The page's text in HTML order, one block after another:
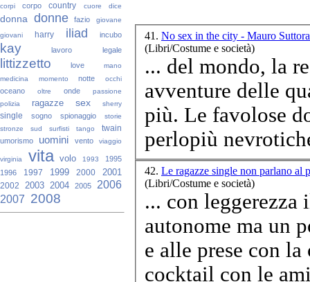
corpi corpo country cuore dice
donna donne fazio
giovane
giovani
harry iliad incubo
kay lavoro legale
littizzetto love
mano
medicina
momento notte occhi
oceano oltre onde
passione
polizia
ragazze sex sherry
single sogno spionaggio
storie
stronze
sud surfisti tango
twain
umorismo
uomini vento viaggio
virginia vita volo 1993
1995
1996
1997 1999 2000 2001
2002 2003 2004 2005
2006
2007 2008
41. No sex in the city - Mauro
(Libri/Costume e società)
... del mondo, la
avventure delle
più. Le favolose
perlopiù
42. Le ragazze single non parlano
(Libri/Costume e società)
... con leggerezza
autonome ma un
e alle prese con la
cocktail con le